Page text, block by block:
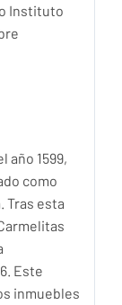
Instituto
año 1599,
como
Tras esta
Este
inmuebles